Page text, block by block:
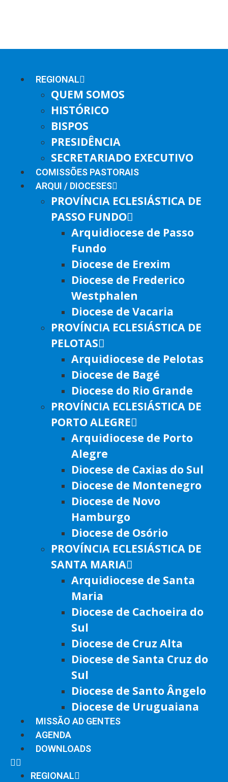
REGIONAL
QUEM SOMOS
HISTÓRICO
BISPOS
PRESIDÊNCIA
SECRETARIADO EXECUTIVO
COMISSÕES PASTORAIS
ARQUI / DIOCESES
PROVÍNCIA ECLESIÁSTICA DE
PASSO FUNDO
Arquidiocese de Passo
Fundo
Diocese de Erexim
Diocese de Frederico
Westphalen
Diocese de Vacaria
PROVÍNCIA ECLESIÁSTICA DE
PELOTAS
Arquidiocese de Pelotas
Diocese de Bagé
Diocese do Rio Grande
PROVÍNCIA ECLESIÁSTICA DE
PORTO ALEGRE
Arquidiocese de Porto
Alegre
Diocese de Caxias do Sul
Diocese de Montenegro
Diocese de Novo
Hamburgo
Diocese de Osório
PROVÍNCIA ECLESIÁSTICA DE
SANTA MARIA
Arquidiocese de Santa
Maria
Diocese de Cachoeira do
Sul
Diocese de Cruz Alta
Diocese de Santa Cruz do
Sul
Diocese de Santo Ângelo
Diocese de Uruguaiana
MISSÃO AD GENTES
AGENDA
DOWNLOADS
REGIONAL